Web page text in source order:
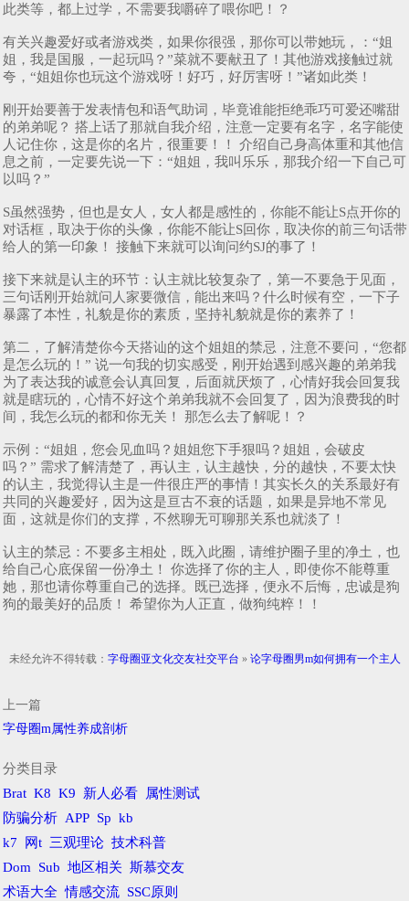
此类等，都上过学，不需要我嚼碎了喂你吧！？
有关兴趣爱好或者游戏类，如果你很强，那你可以带她玩，：“姐
姐，我是国服，一起玩吗？”菜就不要献丑了！其他游戏接触过就
夸，“姐姐你也玩这个游戏呀！好巧，好厉害呀！”诸如此类！
刚开始要善于发表情包和语气助词，毕竟谁能拒绝乖巧可爱还嘴甜
的弟弟呢？ 搭上话了那就自我介绍，注意一定要有名字，名字能使
人记住你，这是你的名片，很重要！！ 介绍自己身高体重和其他信
息之前，一定要先说一下：“姐姐，我叫乐乐，那我介绍一下自己可
以吗？”
S虽然强势，但也是女人，女人都是感性的，你能不能让S点开你的
对话框，取决于你的头像，你能不能让S回你，取决你的前三句话带
给人的第一印象！ 接触下来就可以询问约SJ的事了！
接下来就是认主的环节：认主就比较复杂了，第一不要急于见面，
三句话刚开始就问人家要微信，能出来吗？什么时候有空，一下子
暴露了本性，礼貌是你的素质，坚持礼貌就是你的素养了！
第二，了解清楚你今天搭讪的这个姐姐的禁忌，注意不要问，“您都
是怎么玩的！” 说一句我的切实感受，刚开始遇到感兴趣的弟弟我
为了表达我的诚意会认真回复，后面就厌烦了，心情好我会回复我
就是瞎玩的，心情不好这个弟弟我就不会回复了，因为浪费我的时
间，我怎么玩的都和你无关！ 那怎么去了解呢！？
示例：“姐姐，您会见血吗？姐姐您下手狠吗？姐姐，会破皮
吗？” 需求了解清楚了，再认主，认主越快，分的越快，不要太快
的认主，我觉得认主是一件很庄严的事情！其实长久的关系最好有
共同的兴趣爱好，因为这是亘古不衰的话题，如果是异地不常见
面，这就是你们的支撑，不然聊无可聊那关系也就淡了！
认主的禁忌：不要多主相处，既入此圈，请维护圈子里的净土，也
给自己心底保留一份净土！ 你选择了你的主人，即使你不能尊重
她，那也请你尊重自己的选择。既已选择，便永不后悔，忠诚是狗
狗的最美好的品质！ 希望你为人正直，做狗纯粹！！
未经允许不得转载： 字母圈亚文化交友社交平台 » 论字母圈男m如何拥有一个主人
上一篇
字母圈m属性养成剖析
分类目录
Brat K8 K9 新人必看
属性测试
防骗分析 APP Sp kb
k7
网t 三观理论 技术科普
Dom
Sub 地区相关 斯慕交友
术语大全 情感交流 SSC原则